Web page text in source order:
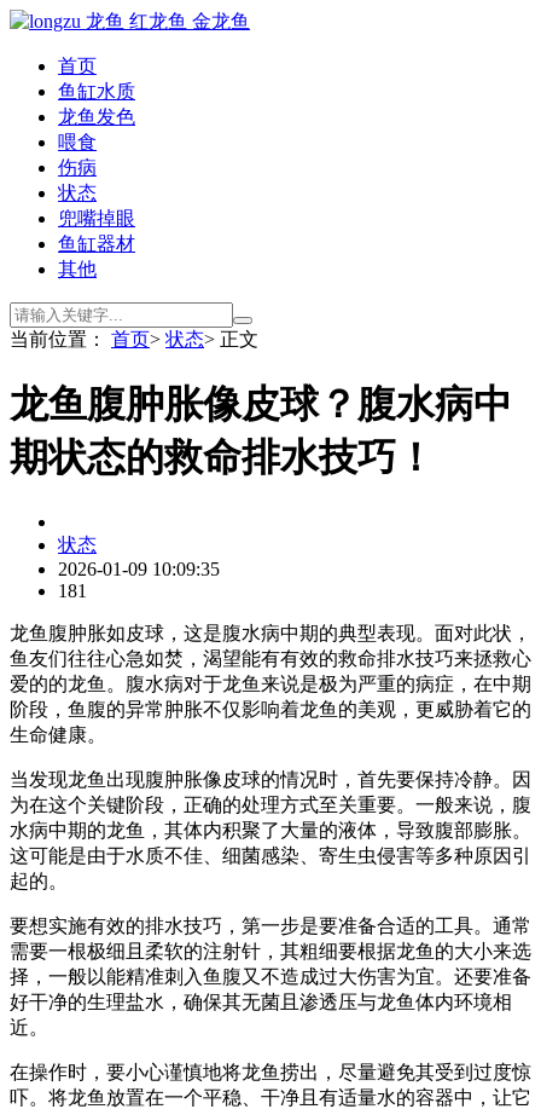
首页
鱼缸水质
龙鱼发色
喂食
伤病
状态
兜嘴掉眼
鱼缸器材
其他
当前位置： 首页> 状态> 正文
龙鱼腹肿胀像皮球？腹水病中
期状态的救命排水技巧！
状态
2026-01-09 10:09:35
181
龙鱼腹肿胀如皮球，这是腹水病中期的典型表现。面对此状，
鱼友们往往心急如焚，渴望能有有效的救命排水技巧来拯救心
爱的的龙鱼。腹水病对于龙鱼来说是极为严重的病症，在中期
阶段，鱼腹的异常肿胀不仅影响着龙鱼的美观，更威胁着它的
生命健康。
当发现龙鱼出现腹肿胀像皮球的情况时，首先要保持冷静。因
为在这个关键阶段，正确的处理方式至关重要。一般来说，腹
水病中期的龙鱼，其体内积聚了大量的液体，导致腹部膨胀。
这可能是由于水质不佳、细菌感染、寄生虫侵害等多种原因引
起的。
要想实施有效的排水技巧，第一步是要准备合适的工具。通常
需要一根极细且柔软的注射针，其粗细要根据龙鱼的大小来选
择，一般以能精准刺入鱼腹又不造成过大伤害为宜。还要准备
好干净的生理盐水，确保其无菌且渗透压与龙鱼体内环境相
近。
在操作时，要小心谨慎地将龙鱼捞出，尽量避免其受到过度惊
吓。将龙鱼放置在一个平稳、干净且有适量水的容器中，让它